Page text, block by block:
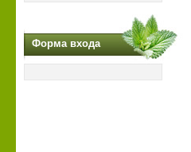
Форма входа